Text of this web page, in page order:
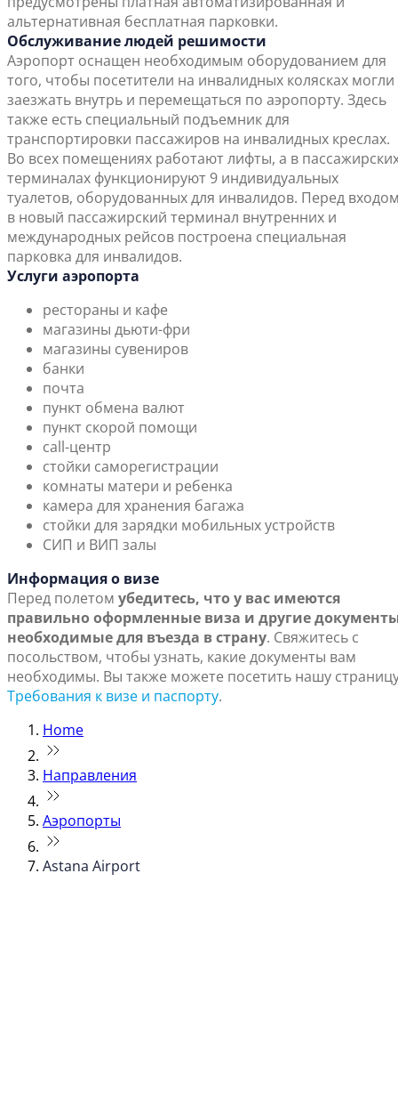
альтернативная бесплатная парковки.
Обслуживание людей решимости
Аэропорт оснащен необходимым оборудованием для
того, чтобы посетители на инвалидных колясках могли
заезжать внутрь и перемещаться по аэропорту. Здесь
также есть специальный подъемник для
транспортировки пассажиров на инвалидных креслах.
Во всех помещениях работают лифты, а в
терминалах функционируют 9 индивидуальных
туалетов, оборудованных для инвалидов. Перед
в новый пассажирский терминал внутренних и
международных рейсов построена специальная
парковка для инвалидов.
Услуги аэропорта
рестораны и кафе
магазины дьюти-фри
магазины сувениров
банки
почта
пункт обмена валют
пункт скорой помощи
call-центр
стойки саморегистрации
комнаты матери и ребенка
камера для хранения багажа
стойки для зарядки мобильных устройств
СИП и ВИП залы
Информация о визе
Перед полетом убедитесь, что у вас имеются
правильно оформленные виза и другие
необходимые для въезда в страну. Свяжитесь с
посольством, чтобы узнать, какие документы вам
необходимы. Вы также можете посетить нашу
Требования к визе и паспорту.
Home
Направления
Аэропорты
Astana Airport